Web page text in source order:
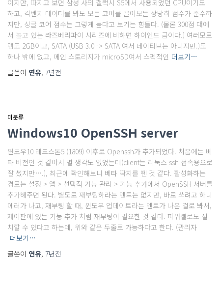
이지만, 따지고 보면 삼성 사의 갤럭시 S5에서 사용되었던 CPU이기도
하고, 긱벤치 데이터를 봐도 모든 코어를 끌어모든 상당히 점수가 준수하
지만, 싱글 코어 점수는 그렇게 높다고 보기는 힘들다. (물론 300점 대에
서 놀고 있는 라즈베리파이 시리즈에 비하면 하이엔드 급이다.) 여러모로
램도 2GB이고, SATA (USB 3.0 -> SATA 여서 네이티브는 아니지만.)도
하나 밖에 없고, 메인 스토리지가 microSD여서 스펙적인 더보기…
글쓴이 연유, 7년전
미분류
Windows10 OpenSSH server
윈도우10 레드스톤5 (1809) 이후로 Openssh가 추가되었다. 처음에는 베
타 버전인 것 같아서 별 생각도 없었는데(client는 리눅스 ssh 접속용으로
잘 썼지만….), 최근에 확인해보니 베타 딱지를 뗀 것 같다. 활성화하는
경로는 설정 > 앱 > 선택적 기능 관리 > 기능 추가에서 OpenSSH 서버를
추가해주면 된다. 별도로 재부팅하라는 멘트는 없지만, 바로 쓰려고 하니
에러가 나고, 재부팅 할 때, 윈도우 업데이트라는 멘트가 나온 걸로 봐서,
제어판에 있는 기능 추가 처럼 재부팅이 필요한 것 같다. 파워셸로도 설
치할 수 있다고 하는데, 위와 같은 두줄로 가능하다고 한다. (관리자
더보기…
글쓴이 연유, 7년전